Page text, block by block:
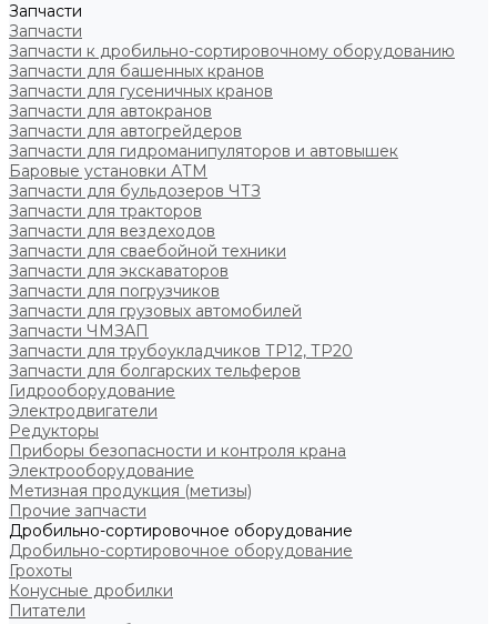
Запчасти
Запчасти
Запчасти к дробильно-сортировочному оборудованию
Запчасти для башенных кранов
Запчасти для гусеничных кранов
Запчасти для автокранов
Запчасти для автогрейдеров
Запчасти для гидроманипуляторов и автовышек
Баровые установки АТМ
Запчасти для бульдозеров ЧТЗ
Запчасти для тракторов
Запчасти для вездеходов
Запчасти для сваебойной техники
Запчасти для экскаваторов
Запчасти для погрузчиков
Запчасти для грузовых автомобилей
Запчасти ЧМЗАП
Запчасти для трубоукладчиков ТР12, ТР20
Запчасти для болгарских тельферов
Гидрооборудование
Электродвигатели
Редукторы
Приборы безопасности и контроля крана
Электрооборудование
Метизная продукция (метизы)
Прочие запчасти
Дробильно-сортировочное оборудование
Дробильно-сортировочное оборудование
Грохоты
Конусные дробилки
Питатели